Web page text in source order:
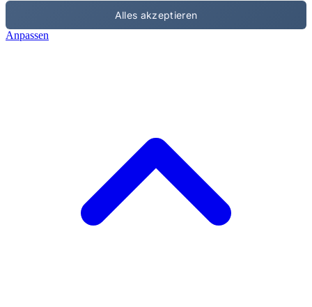
Alles akzeptieren
Anpassen